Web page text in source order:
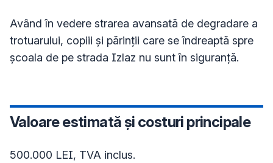
Având în vedere strarea avansată de degradare a
trotuarului, copiii și părinții care se îndreaptă spre
școala de pe strada Izlaz nu sunt în siguranță.
Valoare estimată și costuri principale
500.000 LEI, TVA inclus.